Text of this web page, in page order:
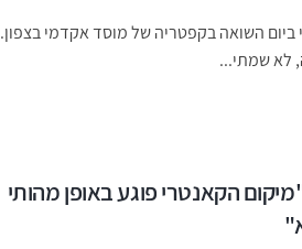
השואה בקפטריה של מוסד אקדמי בצפון.
לא שמתי...
הקאנטרי פוגע באופן מהותי